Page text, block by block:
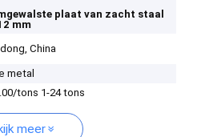
plaat van zacht staal
mm
China
metal
tons 1-24 tons
meer